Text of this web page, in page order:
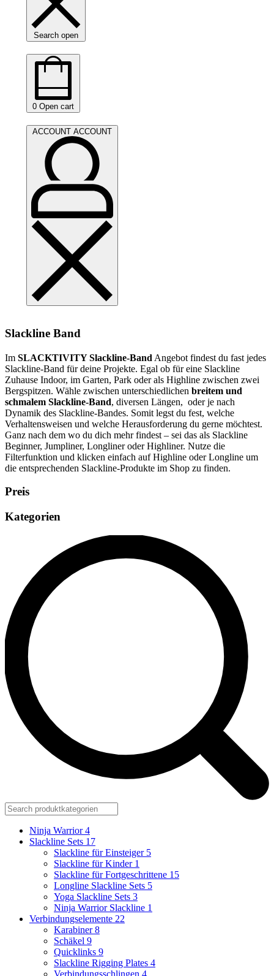
Search open
0 Open cart
ACCOUNT ACCOUNT
Slackline Band
Im SLACKTIVITY Slackline-Band Angebot findest du fast jedes
Slackline-Band für deine Projekte. Egal ob für eine Slackline
Zuhause Indoor, im Garten, Park oder als Highline zwischen zwei
Bergspitzen. Wähle zwischen unterschiedlichen breitem und
schmalem Slackline-Band, diversen Längen, oder je nach
Dynamik des Slackline-Bandes. Somit legst du fest, welche
Verhaltensweisen und welche Herausforderung du gerne möchtest.
Ganz nach dem wo du dich mehr findest – sei das als Slackline
Beginner, Jumpliner, Longliner oder Highliner. Nutze die
Filterfunktion und klicken einfach auf Highline oder Longline um
die entsprechenden Slackline-Produkte im Shop zu finden.
Preis
Kategorien
Ninja Warrior 4
Slackline Sets 17
Slackline für Einsteiger 5
Slackline für Kinder 1
Slackline für Fortgeschrittene 15
Longline Slackline Sets 5
Yoga Slackline Sets 3
Ninja Warrior Slackline 1
Verbindungselemente 22
Karabiner 8
Schäkel 9
Quicklinks 9
Slackline Rigging Plates 4
Verbindungsschlingen 4